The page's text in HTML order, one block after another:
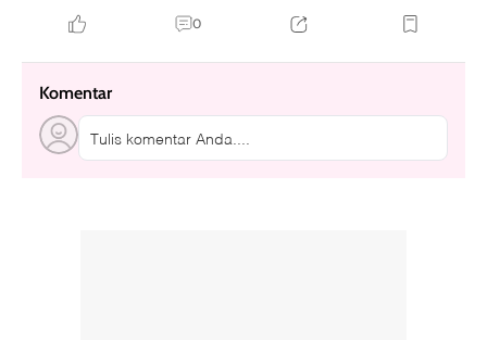
0
Komentar
Tulis komentar Anda....